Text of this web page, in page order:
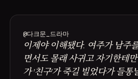
@다크문_드라마
이제야 이해됐다. 여주가 남주
면서도 몰래 사귀고 자기한테
가 '친구'가 죽길 빌었다가 들통